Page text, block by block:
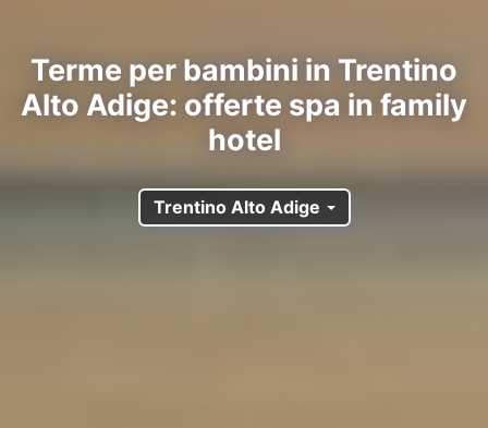
Terme per bambini in Trentino
Alto Adige: offerte spa in family
hotel
Trentino Alto Adige